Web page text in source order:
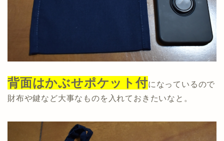
背面はかぶせポケット付になっているので
財布や鍵など大事なものを入れておきたいなと。